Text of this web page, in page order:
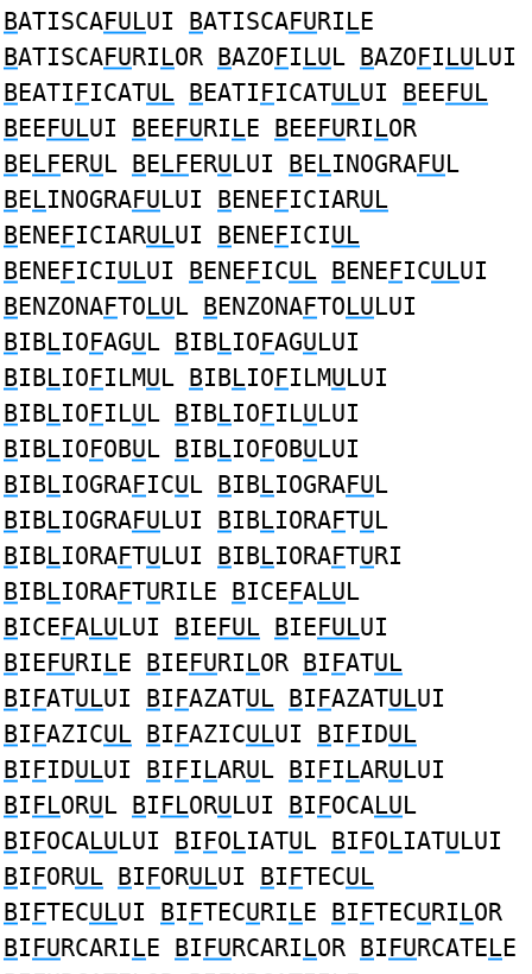
BATISCAFULUI BATISCAFURILE
BATISCAFURILOR BAZOFILUL BAZOFILULUI
BEATIFICATUL BEATIFICATULUI BEEFUL
BEEFULUI BEEFURILE BEEFURILOR
BELFERUL BELFERULUI BELINOGRAFUL
BELINOGRAFULUI BENEFICIARUL
BENEFICIARULUI BENEFICIUL
BENEFICIULUI BENEFICUL BENEFICULUI
BENZONAFTOLUL BENZONAFTOLULUI
BIBLIOFAGUL BIBLIOFAGULUI
BIBLIOFILMUL BIBLIOFILMULUI
BIBLIOFILUL BIBLIOFILULUI
BIBLIOFOBUL BIBLIOFOBULUI
BIBLIOGRAFICUL BIBLIOGRAFUL
BIBLIOGRAFULUI BIBLIORAFTUL
BIBLIORAFTULUI BIBLIORAFTURI
BIBLIORAFTURILE BICEFALUL
BICEFALULUI BIEFUL BIEFULUI
BIEFURILE BIEFURILOR BIFATUL
BIFATULUI BIFAZATUL BIFAZATULUI
BIFAZICUL BIFAZICULUI BIFIDUL
BIFIDULUI BIFILARUL BIFILARULUI
BIFLORUL BIFLORULUI BIFOCALUL
BIFOCALULUI BIFOLIATUL BIFOLIATULUI
BIFORUL BIFORULUI BIFTECUL
BIFTECULUI BIFTECURILE BIFTECURILOR
BIFURCARILE BIFURCARILOR BIFURCATELE